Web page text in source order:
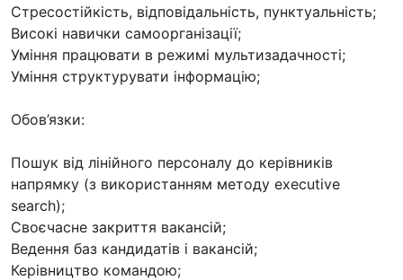
Стресостійкість, відповідальність, пунктуальність;
Високі навички самоорганізації;
Уміння працювати в режимі мультизадачності;
Уміння структурувати інформацію;
Обов’язки:
Пошук від лінійного персоналу до керівників
напрямку (з використанням методу executive
search);
Своєчасне закриття вакансій;
Ведення баз кандидатів і вакансій;
Керівництво командою;